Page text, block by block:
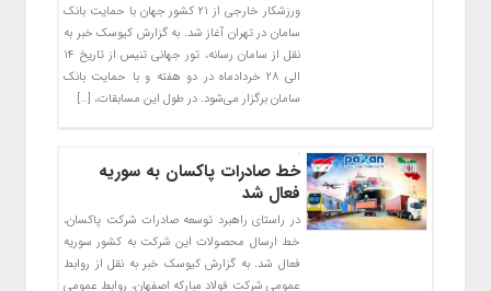
ورزشکار خارجی از ۲۱ کشور جهان با حمایت بانک
سامان در تهران آغاز شد. به گزارش کیوسک خبر به
نقل از سامان رسانه، تور جهانی تنیس از تاریخ ۱۴
الی ۲۸ خردادماه در دو هفته و با حمایت بانک
سامان برگزار می‌شود. در طول این مسابقات، […]
خط صادرات پاکسان به سوریه
فعال شد
در راستای راهبرد توسعه صادرات شرکت پاکسان،
خط ارسال محصولات این شرکت به کشور سوریه
فعال شد. به گزارش کیوسک خبر به نقل از روابط
عمومی شرکت فولاد مبارکه اصفهان، روابط عمومی